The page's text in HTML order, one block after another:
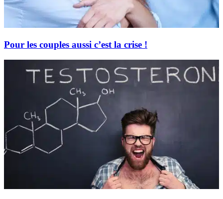
Pour les couples aussi c’est la crise !